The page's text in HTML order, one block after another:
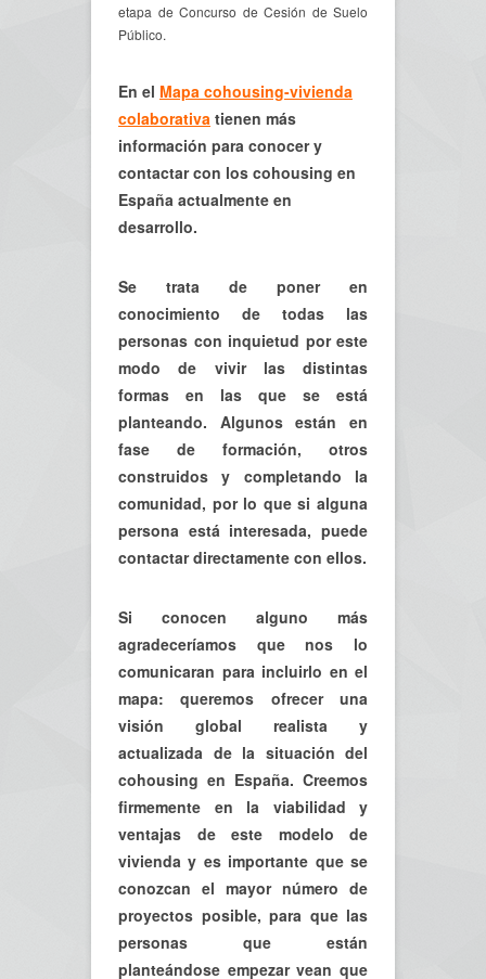
etapa de Concurso de Cesión de Suelo
Público.
En el Mapa cohousing-vivienda
colaborativa tienen más
información para conocer y
contactar con los cohousing en
España actualmente en
desarrollo.
Se trata de poner en
conocimiento de todas las
personas con inquietud por este
modo de vivir las distintas
formas en las que se está
planteando. Algunos están en
fase de formación, otros
construidos y completando la
comunidad, por lo que si alguna
persona está interesada, puede
contactar directamente con ellos.
Si conocen alguno más
agradeceríamos que nos lo
comunicaran para incluirlo en el
mapa: queremos ofrecer una
visión global realista y
actualizada de la situación del
cohousing en España. Creemos
firmemente en la viabilidad y
ventajas de este modelo de
vivienda y es importante que se
conozcan el mayor número de
proyectos posible, para que las
personas que están
planteándose empezar vean que